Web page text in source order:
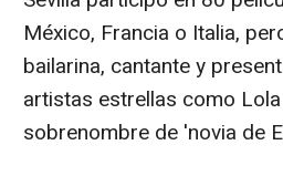
México, Francia o Italia,
bailarina, cantante y
artistas estrellas como
sobrenombre de 'novia de